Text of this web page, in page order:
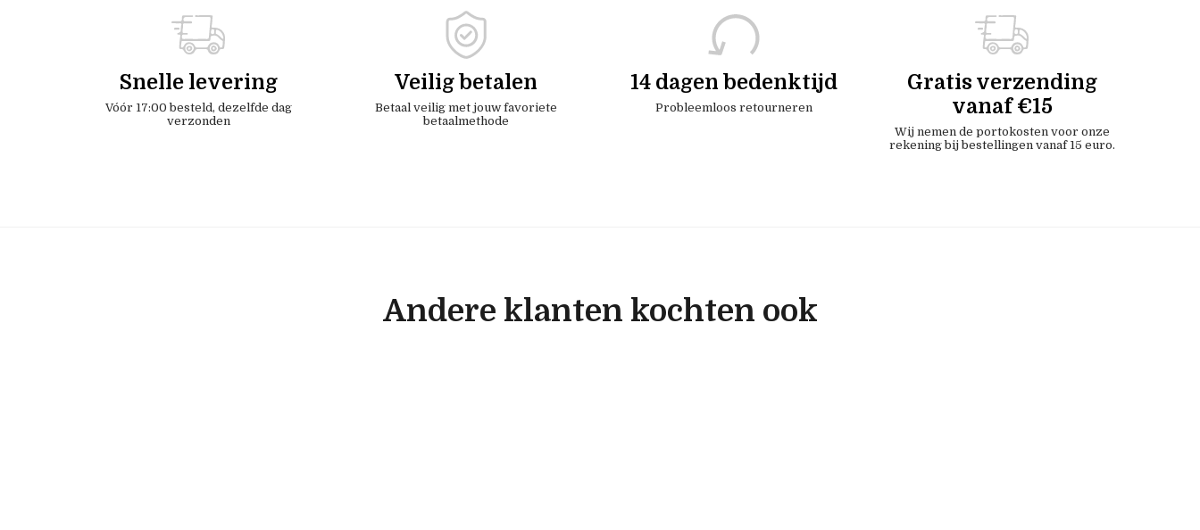
Snelle levering
Vóór 17:00 besteld, dezelfde dag
verzonden
Veilig betalen
Betaal veilig met jouw favoriete
betaalmethode
14 dagen bedenktijd
Probleemloos retourneren
Gratis verzending
vanaf €15
Wij nemen de portokosten voor onze
rekening bij bestellingen vanaf 15 euro.
Andere klanten kochten ook